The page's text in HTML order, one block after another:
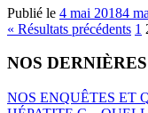
Publié le 4 mai 20184
Pagination
des
« Résultats précédents 1
NOS
NOS ENQUÊTES ET